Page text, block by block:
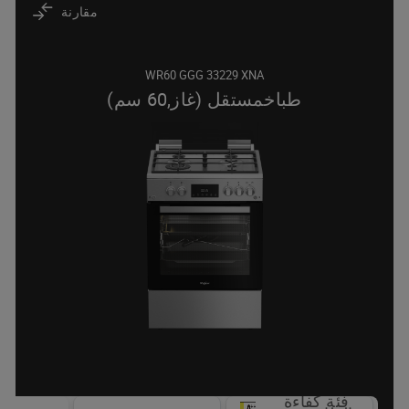
مقارنة
WR60 GGG 33229 XNA
طباخمستقل (غاز,60 سم)
فئة كفاءة